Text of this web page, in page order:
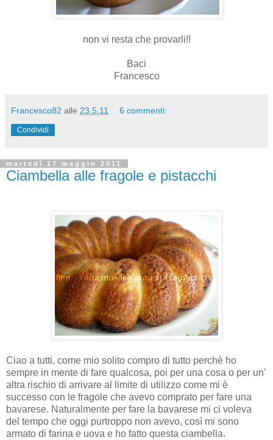
non vi resta che provarli!!
Baci
Francesco
Francesco82 alle 23.5.11 6 commenti:
Condividi
martedì 17 maggio 2011
Ciambella alle fragole e pistacchi
Ciao a tutti, come mio solito compro di tutto perchè ho
sempre in mente di fare qualcosa, poi per una cosa o per un'
altra rischio di arrivare al limite di utilizzo come mi è
successo con le fragole che avevo comprato per fare una
bavarese. Naturalmente per fare la bavarese mi ci voleva
del tempo che oggi purtroppo non avevo, così mi sono
armato di farina e uova e ho fatto questa ciambella.